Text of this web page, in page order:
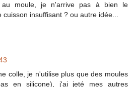
moule, je n'arrive pas à bien le
insuffisant ? ou autre idée...
colle, je n'utilise plus que des moules
en silicone), j'ai jeté mes autres